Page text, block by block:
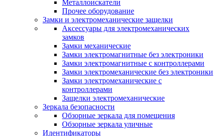
Металлоискатели
Прочее оборудование
Замки и электромеханические защелки
Аксессуары для электромеханических
замков
Замки механические
Замки электромагнитные без электроники
Замки электромагнитные с контроллерами
Замки электромеханические без электроники
Замки электромеханические с
контроллерами
Защелки электромеханические
Зеркала безопасности
Обзорные зеркала для помещения
Обзорные зеркала уличные
Идентификаторы